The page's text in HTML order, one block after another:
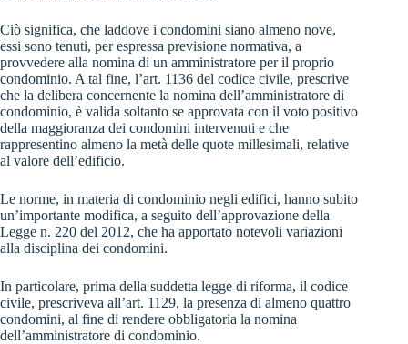
Ciò significa, che laddove i condomini siano almeno nove,
essi sono tenuti, per espressa previsione normativa, a
provvedere alla nomina di un amministratore per il proprio
condominio. A tal fine, l’art. 1136 del codice civile, prescrive
che la delibera concernente la nomina dell’amministratore di
condominio, è valida soltanto se approvata con il voto positivo
della maggioranza dei condomini intervenuti e che
rappresentino almeno la metà delle quote millesimali, relative
al valore dell’edificio.
Le norme, in materia di condominio negli edifici, hanno subito
un’importante modifica, a seguito dell’approvazione della
Legge n. 220 del 2012, che ha apportato notevoli variazioni
alla disciplina dei condomini.
In particolare, prima della suddetta legge di riforma, il codice
civile, prescriveva all’art. 1129, la presenza di almeno quattro
condomini, al fine di rendere obbligatoria la nomina
dell’amministratore di condominio.